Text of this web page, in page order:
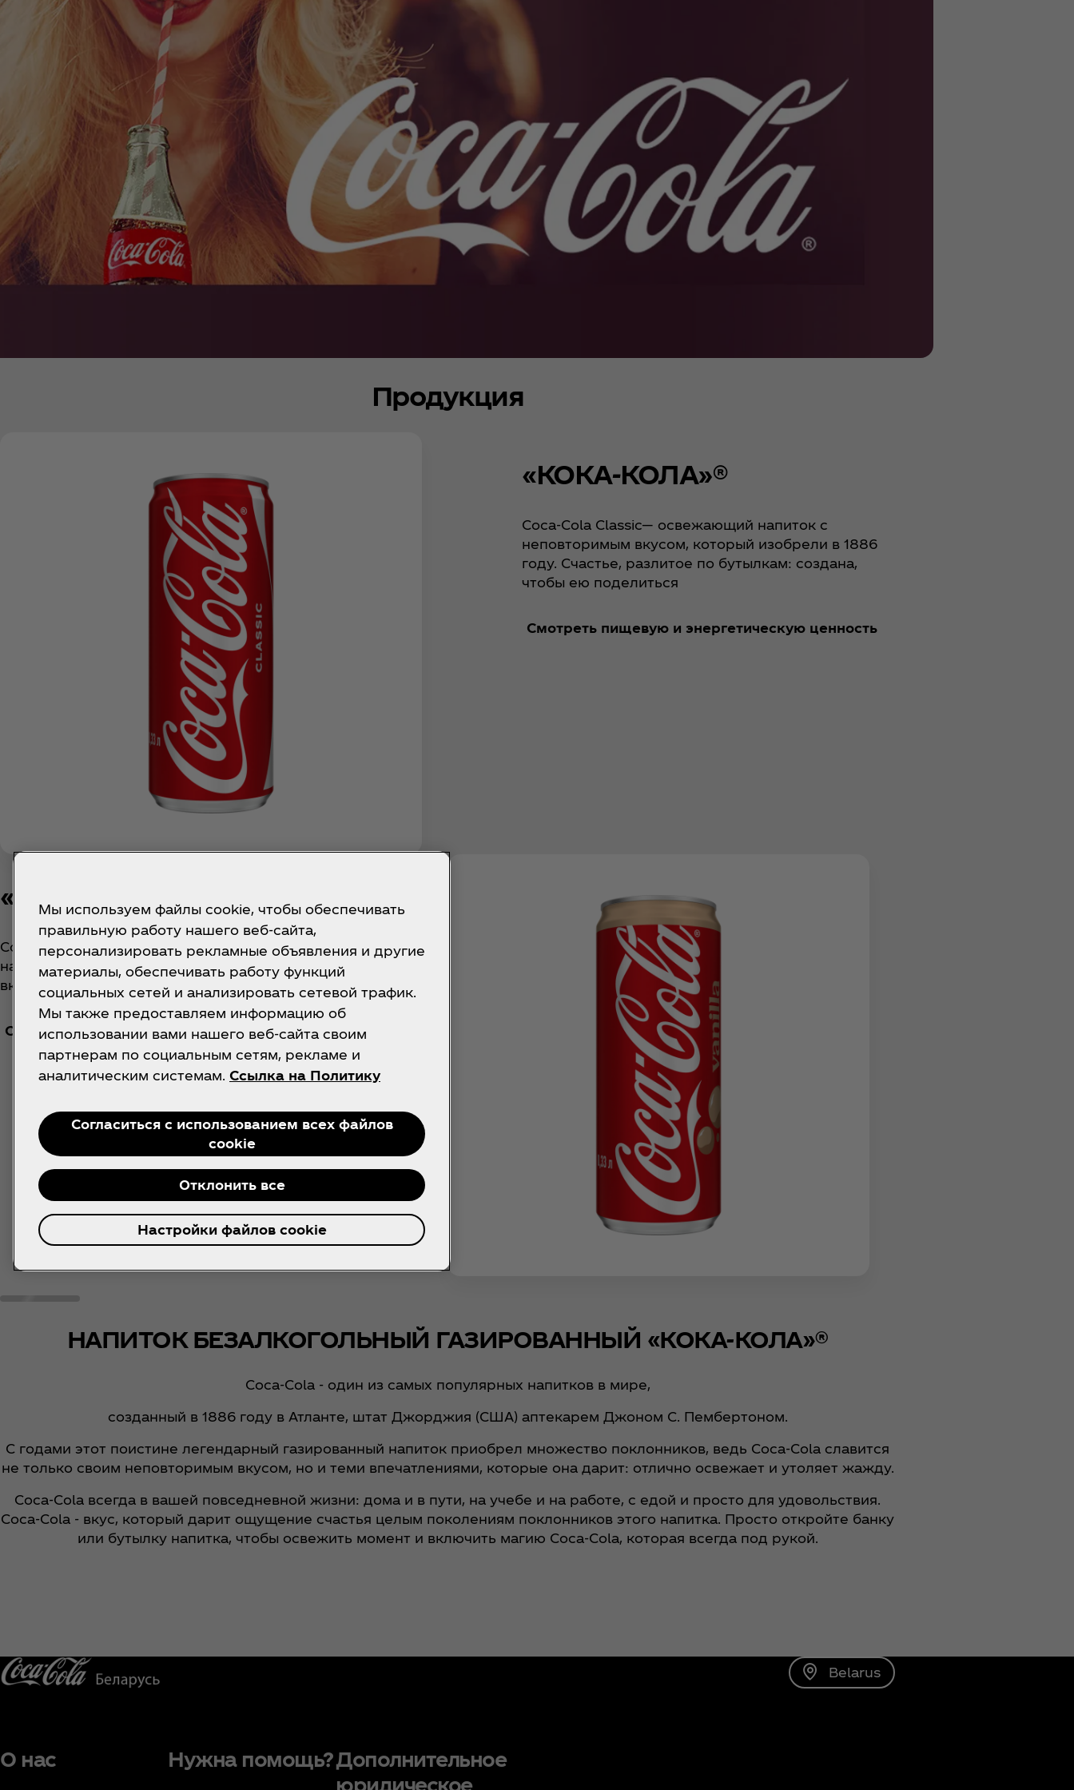
Продукция
«КОКА-КОЛА»®
Coca‑Cola Сlassic— освежающий напиток с
неповторимым вкусом, который изобрели в 1886
году. Счастье, разлитое по бутылкам: создана,
чтобы ею поделиться
Смотреть пищевую и энергетическую ценность
«КОКА-КОЛА»® ВАНИЛЛА»
Coca‑Cola Vanilla — сочетание вкуса легендарного
напитка Coca‑Cola со сладким ароматом и мягким
вкусом ванили.
Смотреть пищевую и энергетическую ценность
НАПИТОК БЕЗАЛКОГОЛЬНЫЙ ГАЗИРОВАННЫЙ «КОКА-КОЛА»®
Coca‑Cola - один из самых популярных напитков в мире,
созданный в 1886 году в Атланте, штат Джорджия (США) аптекарем Джоном С. Пембертоном.
С годами этот поистине легендарный газированный напиток приобрел множество поклонников, ведь Coca‑Cola славится
не только своим неповторимым вкусом, но и теми впечатлениями, которые она дарит: отлично освежает и утоляет жажду.
Coca‑Cola всегда в вашей повседневной жизни: дома и в пути, на учебе и на работе, с едой и просто для удовольствия.
Coca‑Cola - вкус, который дарит ощущение счастья целым поколениям поклонников этого напитка. Просто откройте банку
или бутылку напитка, чтобы освежить момент и включить магию Coca‑Cola, которая всегда под рукой.
Belarus
О нас Нужна помощь?Дополнительное
юридическое
Мы используем файлы cookie, чтобы обеспечивать
правильную работу нашего веб-сайта,
персонализировать рекламные объявления и другие
материалы, обеспечивать работу функций
социальных сетей и анализировать сетевой трафик.
Мы также предоставляем информацию об
использовании вами нашего веб-сайта своим
партнерам по социальным сетям, рекламе и
аналитическим системам. Ссылка на Политику
Согласиться с использованием всех файлов
cookie
Отклонить все
Настройки файлов cookie